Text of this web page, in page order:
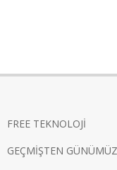
FREE TEKNOLOJİ
GEÇMİŞTEN